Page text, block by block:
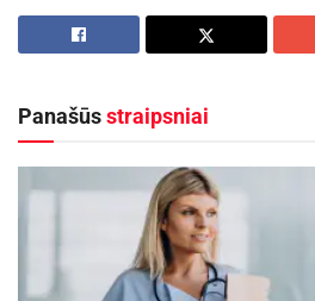
Aktualios
sertifikatas
Kėdainių
svarbiems pokyčiams
2026-08-07
Panašūsstraipsniai